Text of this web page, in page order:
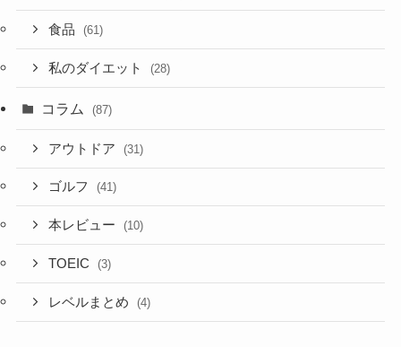
食品 (61)
私のダイエット (28)
コラム (87)
アウトドア (31)
ゴルフ (41)
本レビュー (10)
TOEIC (3)
レベルまとめ (4)